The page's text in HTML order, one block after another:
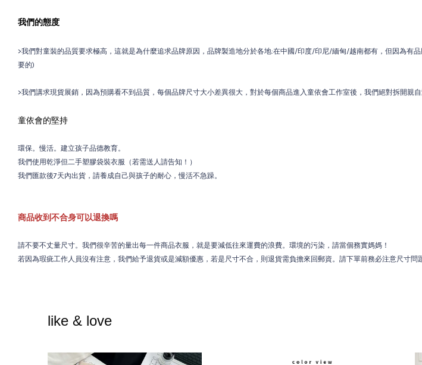
我們的態度
>我們對童裝的品質要求極高，這就是為什麼追求品牌原因，品牌製造地分於各地:在中國/印度/印尼/緬甸/越南都有，但因為有
要的)
>我們講求現貨展銷，因為預購看不到品質，每個品牌尺寸大小差異很大，對於每個商品進入童依會工作室後，我們絕對拆開親
童依會的堅持
環保。慢活。建立孩子品德教育。
我們使用乾淨但二手塑膠袋裝衣服（若需送人請告知！）
我們匯款後7天內出貨，請養成自己與孩子的耐心，慢活不急躁。
商品收到不合身可以退換嗎
請不要不丈量尺寸。我們很辛苦的量出每一件商品衣服，就是要減低往來運費的浪費。環境的污染，請當個務實媽媽！
若因為瑕疵工作人員沒有注意，我們給予退貨或是減額優惠，若是尺寸不合，則退貨需負擔來回郵資。請下單前務必注意尺寸問
like & love